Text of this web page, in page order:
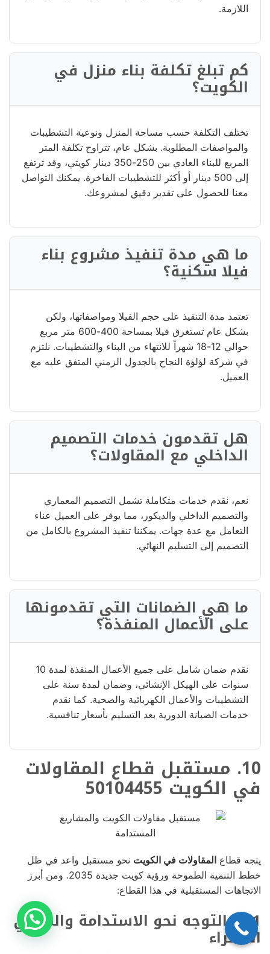
اللازمة.
كم تبلغ تكلفة بناء منزل في
الكويت؟
تختلف التكلفة حسب مساحة المنزل ونوعية التشطيبات
والمواصفات المطلوبة. بشكل عام، تتراوح تكلفة المتر
المربع للبناء العادي بين 250-350 دينار كويتي، وقد ترتفع
إلى 500 دينار أو أكثر للتشطيبات الفاخرة. يمكنك التواصل
معنا للحصول على تقدير دقيق لمشروعك.
ما هي مدة تنفيذ مشروع بناء
فيلا سكنية؟
تعتمد مدة التنفيذ على حجم الفيلا ومواصفاتها، ولكن
بشكل عام تستغرق فيلا بمساحة 400-600 متر مربع
حوالي 12-18 شهراً للانتهاء من البناء والتشطيبات. نلتزم
في شركة لؤلؤة النجاح بالجدول الزمني المتفق عليه مع
العميل.
هل تقدمون خدمات التصميم
الداخلي مع المقاولات؟
نعم، نقدم خدمات متكاملة تشمل التصميم المعماري
والتصميم الداخلي والديكور، مما يوفر على العميل عناء
التعامل مع عدة جهات. يمكننا تنفيذ المشروع بالكامل من
التصميم إلى التسليم النهائي.
ما هي الضمانات التي تقدمونها
على الأعمال المنفذة؟
نقدم ضمان شامل على جميع الأعمال المنفذة لمدة 10
سنوات على الهيكل الإنشائي، وضمان لمدة سنة على
التشطيبات والأعمال الكهربائية والصحية. كما نقدم
خدمات الصيانة الدورية بعد التسليم بأسعار تنافسية.
10. مستقبل قطاع المقاولات
في الكويت 50104455
يتجه قطاع المقاولات في الكويت نحو مستقبل واعد في ظل
خطط التنمية الطموحة ورؤية كويت جديدة 2035. ومن أبرز
الاتجاهات المستقبلية في هذا القطاع:
10.1 التوجه نحو الاستدامة والمباني
الخضراء